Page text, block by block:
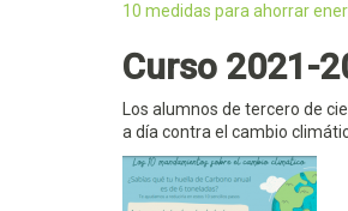
10 medidas para ahorrar
Curso 2021-
Los alumnos de tercero de
a día contra el cambio